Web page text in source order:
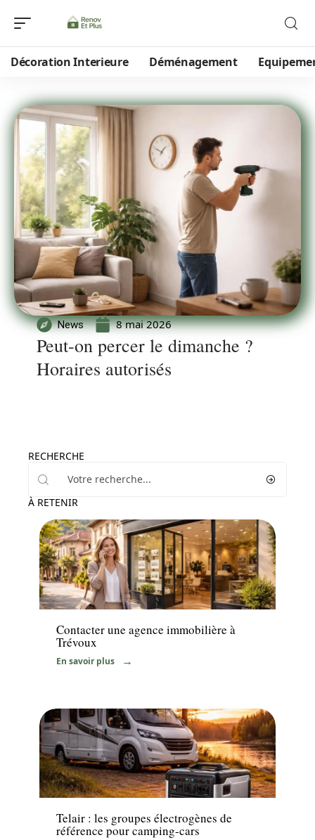
Décoration Interieure Déménagement
News 8 mai 2026
Peut-on percer le dimanche ?
Horaires autorisés
RECHERCHE
À RETENIR
Immo
Contacter une agence immobilière à
Trévoux
En savoir plus
Equipement
Telair : les groupes électrogènes de
référence pour camping-cars